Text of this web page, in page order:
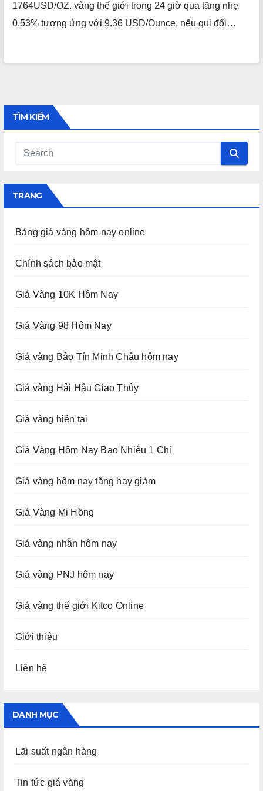
1764USD/OZ. vàng thế giới trong 24 giờ qua tăng nhẹ
0.53% tương ứng với 9.36 USD/Ounce, nếu qui đổi…
TÌM KIẾM
TRANG
Bảng giá vàng hôm nay online
Chính sách bảo mật
Giá Vàng 10K Hôm Nay
Giá Vàng 98 Hôm Nay
Giá vàng Bảo Tín Minh Châu hôm nay
Giá vàng Hải Hậu Giao Thủy
Giá vàng hiện tại
Giá Vàng Hôm Nay Bao Nhiêu 1 Chỉ
Giá vàng hôm nay tăng hay giảm
Giá Vàng Mi Hồng
Giá vàng nhẫn hôm nay
Giá vàng PNJ hôm nay
Giá vàng thế giới Kitco Online
Giới thiệu
Liên hệ
DANH MỤC
Lãi suất ngân hàng
Tin tức giá vàng